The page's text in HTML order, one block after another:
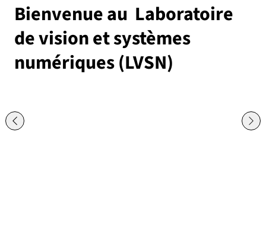
Bienvenue au Laboratoire
de vision et systèmes
numériques (LVSN)